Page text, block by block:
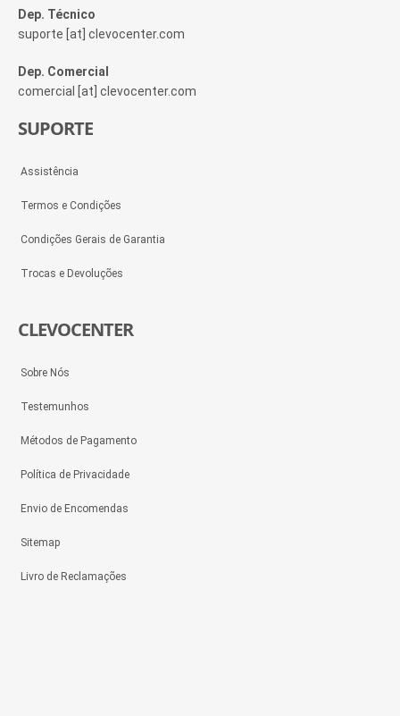
Dep. Técnico
suporte [at] clevocenter.com
Dep. Comercial
comercial [at] clevocenter.com
SUPORTE
Assistência
Termos e Condições
Condições Gerais de Garantia
Trocas e Devoluções
CLEVOCENTER
Sobre Nós
Testemunhos
Métodos de Pagamento
Política de Privacidade
Envio de Encomendas
Sitemap
Livro de Reclamações